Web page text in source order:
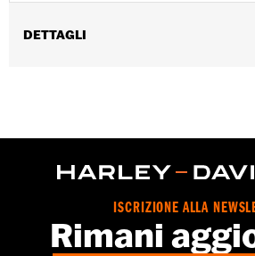
DETTAGLI
GARANZIA:1 year limited warranty – Go
ISCRIZIONE ALLA
Rimani